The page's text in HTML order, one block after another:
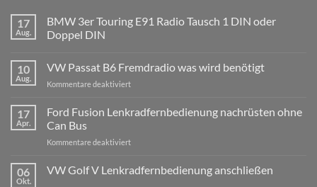
17
Aug.
BMW 3er Touring E91 Radio Tausch 1 DIN oder
Doppel DIN
zu
3er
Radio
Tausch
1
DIN
DIN
10
Aug.
VW Passat B6 Fremdradio was wird benötigt
Kommentare deaktiviertfür
Passat
was
benötigt
17
Apr.
Ford Fusion Lenkradfernbedienung nachrüsten ohne
Can Bus
Kommentare deaktiviertfür
Fusion
Lenkradfernbedienung
06
Okt.
VW Golf V Lenkradfernbedienung anschließen